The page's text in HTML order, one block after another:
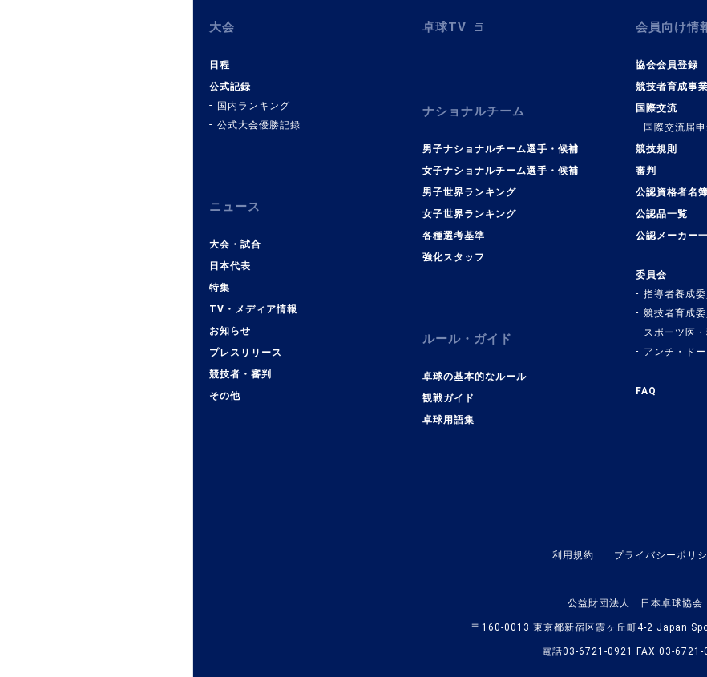
大会
日程
公式記録
国内ランキング
公式大会優勝記録
ニュース
大会・試合
日本代表
特集
TV・メディア情報
お知らせ
プレスリリース
競技者・審判
その他
卓球TV
ナショナルチーム
男子ナショナルチーム選手・候補
女子ナショナルチーム選手・候補
男子世界ランキング
女子世界ランキング
各種選考基準
強化スタッフ
ルール・ガイド
卓球の基本的なルール
観戦ガイド
卓球用語集
会員向け情
協会会員登録
競技者育成事業
国際交流
国際交流届
競技規則
審判
公認資格者名簿
公認品一覧
公認メーカー
委員会
指導者養成
競技者育成
スポーツ医
アンチ・ド
FAQ
利用規約 プライバシーポリ
公益財団法人 日本卓球協会
〒160-0013 東京都新宿区霞ヶ丘町4-2 Japan
電話03-6721-0921 FAX 03-6721-